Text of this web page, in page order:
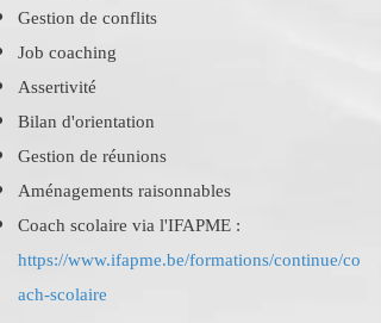
Gestion de conflits
Job coaching
Assertivité
Bilan d'orientation
Gestion de réunions
Aménagements raisonnables
Coach scolaire via l'IFAPME :
https://www.ifapme.be/formations/continue/co
ach-scolaire